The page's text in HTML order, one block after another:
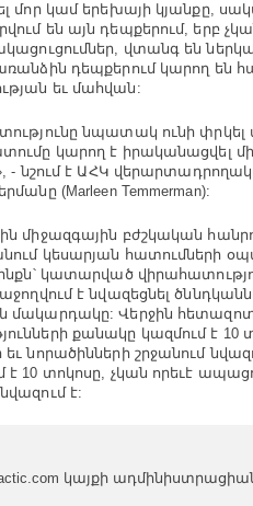
մոր կամ երեխայի կյանքը,
են այն դեպքերում, երբ
վտանգ են
դեպքերում կարող են
եւ մահվան:
նպատակ ունի փրկել
կարող է իրականացվել
- նշում է ԱՀԿ
(Marleen Temmerman):
միջազգային բժշկական
կեսարյան հատումների
կատարված
է նվազեցնել
մակարդակը: Վերջին
քանակը կազմում է
նորածինների շրջանում
է 10 տոկոսը, չկան որեւէ
է:
կայքի